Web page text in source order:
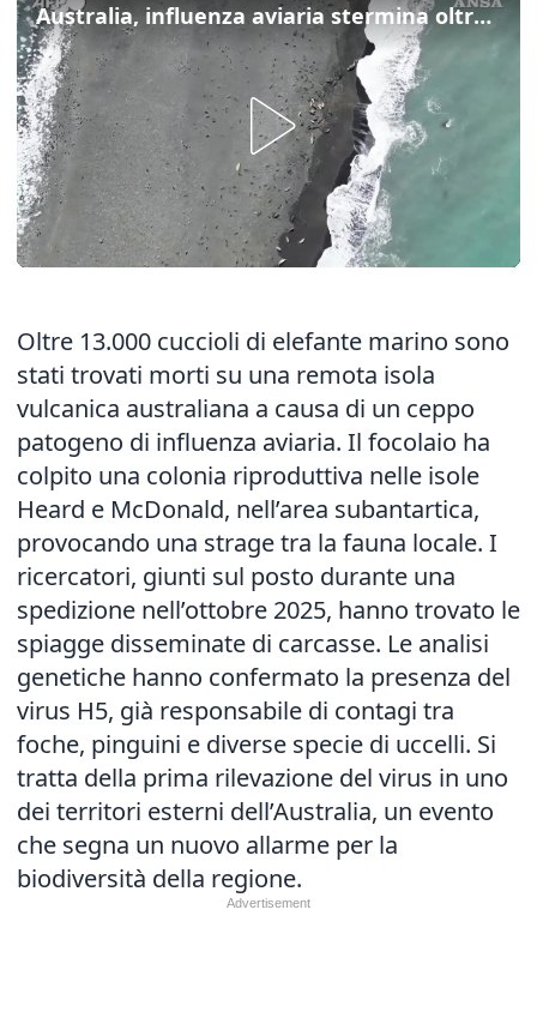
Australia, influenza aviaria stermina oltre 13.000 cuccioli di foca
Oltre 13.000 cuccioli di elefante marino sono
stati trovati morti su una remota isola
vulcanica australiana a causa di un ceppo
patogeno di influenza aviaria. Il focolaio ha
colpito una colonia riproduttiva nelle isole
Heard e McDonald, nell’area subantartica,
provocando una strage tra la fauna locale. I
ricercatori, giunti sul posto durante una
spedizione nell’ottobre 2025, hanno trovato le
spiagge disseminate di carcasse. Le analisi
genetiche hanno confermato la presenza del
virus H5, già responsabile di contagi tra
foche, pinguini e diverse specie di uccelli. Si
tratta della prima rilevazione del virus in uno
dei territori esterni dell’Australia, un evento
che segna un nuovo allarme per la
biodiversità della regione.